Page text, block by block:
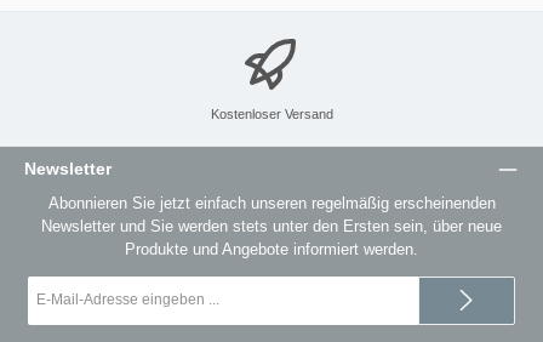
Kostenloser Versand
Newsletter
Abonnieren Sie jetzt einfach unseren regelmäßig erscheinenden
Newsletter und Sie werden stets unter den Ersten sein, über neue
Produkte und Angebote informiert werden.
Mail-